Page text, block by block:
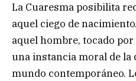
La Cuaresma posibilita
aquel ciego de
aquel hombre, tocado
una instancia moral de la
mundo contemporáneo.